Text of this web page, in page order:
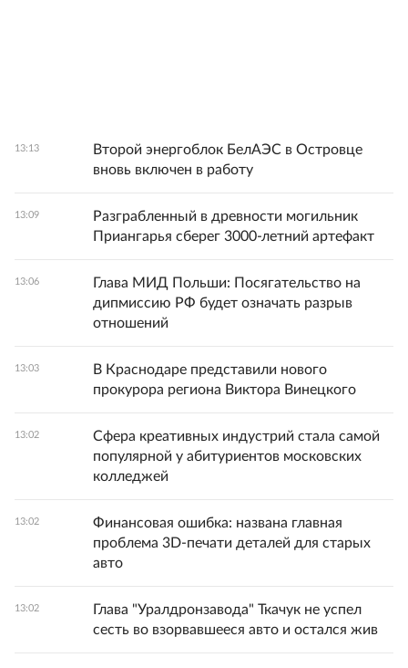
13:13
Второй энергоблок БелАЭС в Островце
вновь включен в работу
13:09
Разграбленный в древности могильник
Приангарья сберег 3000-летний артефакт
13:06
Глава МИД Польши: Посягательство на
дипмиссию РФ будет означать разрыв
отношений
13:03
В Краснодаре представили нового
прокурора региона Виктора Винецкого
13:02
Сфера креативных индустрий стала самой
популярной у абитуриентов московских
колледжей
13:02
Финансовая ошибка: названа главная
проблема 3D-печати деталей для старых
авто
13:02
Глава "Уралдронзавода" Ткачук не успел
сесть во взорвавшееся авто и остался жив